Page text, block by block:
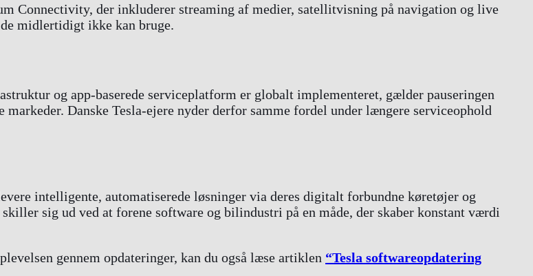
Connectivity, der inkluderer streaming af medier, satellitvisning på navigation og live
midlertidigt ikke kan bruge.
og app-baserede serviceplatform er globalt implementeret, gælder pauseringen
Danske Tesla-ejere nyder derfor samme fordel under længere serviceophold
intelligente, automatiserede løsninger via deres digitalt forbundne køretøjer og
sig ud ved at forene software og bilindustri på en måde, der skaber konstant værdi
gennem opdateringer, kan du også læse artiklen “Tesla softwareopdatering